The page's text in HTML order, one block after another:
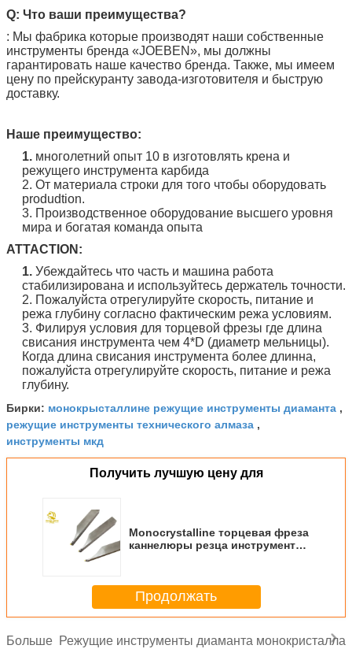
Q: Что ваши преимущества?
: Мы фабрика которые производят наши собственные
инструменты бренда «JOEBEN», мы должны
гарантировать наше качество бренда. Также, мы имеем
цену по прейскуранту завода-изготовителя и быструю
доставку.
Наше преимущество:
1. многолетний опыт 10 в изготовлять крена и
режущего инструмента карбида
2. От материала строки для того чтобы оборудовать
produdtion.
3. Производственное оборудование высшего уровня
мира и богатая команда опыта
ATTACTION:
1. Убеждайтесь что часть и машина работа
стабилизирована и используйтесь держатель точности.
2. Пожалуйста отрегулируйте скорость, питание и
режа глубину согласно фактическим режа условиям.
3. Филируя условия для торцевой фрезы где длина
свисания инструмента чем 4*D (диаметр мельницы).
Когда длина свисания инструмента более длинна,
пожалуйста отрегулируйте скорость, питание и режа
глубину.
Бирки: монокрысталлине режущие инструменты диаманта ,
режущие инструменты технического алмаза ,
инструменты мкд
Получить лучшую цену для
Monocrystalline торцевая фреза
каннелюры резца инструментов
Продолжать
Больше Режущие инструменты диаманта монокристалла